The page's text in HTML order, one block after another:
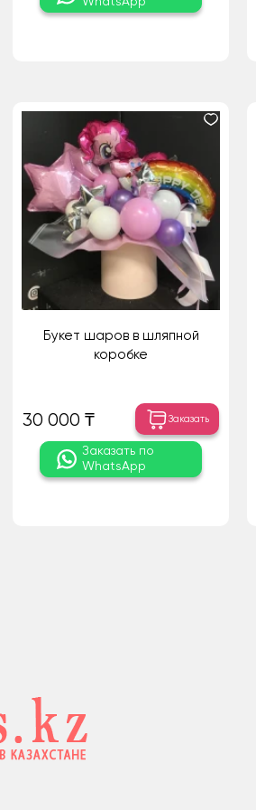
Букет шаров в шляпной
коробке
30 000 ₸ Заказать
Заказать по
WhatsApp